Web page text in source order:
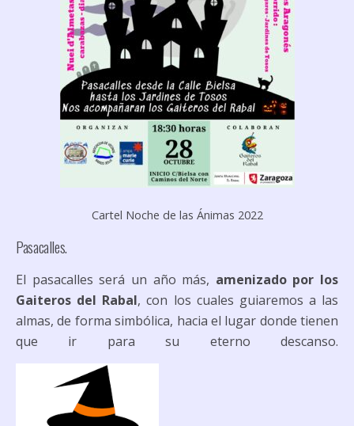
Cartel Noche de las Ánimas 2022
Pasacalles.
El pasacalles será un año más, amenizado por los
Gaiteros del Rabal, con los cuales guiaremos a las
almas, de forma simbólica, hacia el lugar donde tienen
que ir para su eterno descanso.